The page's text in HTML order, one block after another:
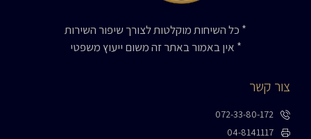
* כל השיחות מוקלטות לצורך שיפור השירות
* אין באמור באתר זה משום ייעוץ משפטי
צור קשר
072-33-80-172
04-8141117